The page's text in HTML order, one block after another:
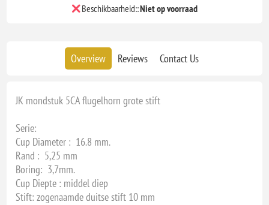
Beschikbaarheid::Niet op voorraad
Overview Reviews Contact Us
JK mondstuk 5CA flugelhorn grote stift
Serie:
Cup Diameter : 16.8 mm.
Rand : 5,25 mm
Boring: 3,7mm.
Cup Diepte : middel diep
Stift: zogenaamde duitse stift 10 mm